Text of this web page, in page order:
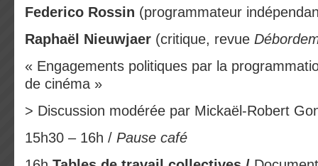
Federico Rossin (programmateur
Raphaël Nieuwjaer (critique, revue
« Engagements politiques par la
de cinéma »
> Discussion modérée par Mickaël-Robert
15h30 – 16h / Pause café